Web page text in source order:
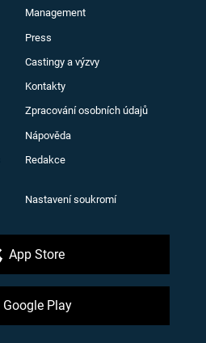
Management
Press
Castingy a výzvy
Kontakty
Zpracování osobních údajů
Nápověda
Redakce
Nastavení soukromí
App Store
Google Play